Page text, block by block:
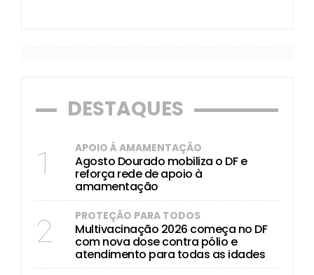
DESTAQUES
1 APOIO À AMAMENTAÇÃO
Agosto Dourado mobiliza o DF e
reforça rede de apoio à
amamentação
2 PROTEÇÃO PARA TODOS
Multivacinação 2026 começa no DF
com nova dose contra pólio e
atendimento para todas as idades